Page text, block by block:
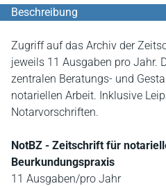
Beschreibung
Zugriff auf das Archiv der
jeweils 11 Ausgaben pro Jahr.
zentralen Beratungs- und
notariellen Arbeit. Inklusive
Notarvorschriften.
NotBZ - Zeitschrift für
Beurkundungspraxis
11 Ausgaben/pro Jahr